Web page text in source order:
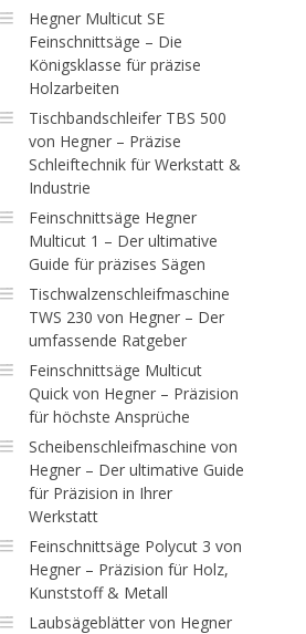
Hegner Multicut SE
Feinschnittsäge – Die
Königsklasse für präzise
Holzarbeiten
Tischbandschleifer TBS 500
von Hegner – Präzise
Schleiftechnik für Werkstatt &
Industrie
Feinschnittsäge Hegner
Multicut 1 – Der ultimative
Guide für präzises Sägen
Tischwalzenschleifmaschine
TWS 230 von Hegner – Der
umfassende Ratgeber
Feinschnittsäge Multicut
Quick von Hegner – Präzision
für höchste Ansprüche
Scheibenschleifmaschine von
Hegner – Der ultimative Guide
für Präzision in Ihrer
Werkstatt
Feinschnittsäge Polycut 3 von
Hegner – Präzision für Holz,
Kunststoff & Metall
Laubsägeblätter von Hegner